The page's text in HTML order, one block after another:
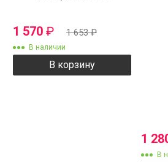
1 570 ₽ 1 653₽
В наличии
В корзину
1
В